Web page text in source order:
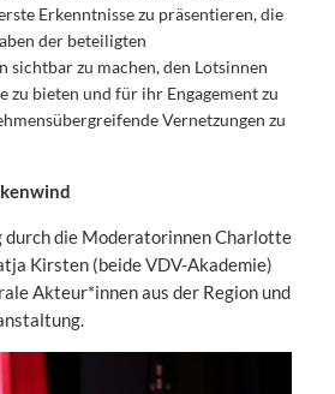
Erkenntnisse zu präsentieren, die
der beteiligten
sichtbar zu machen, den Lotsinnen
zu bieten und für ihr Engagement zu
Vernetzungen zu
durch die Moderatorinnen Charlotte
Kirsten (beide VDV-Akademie)
Akteur*innen aus der Region und